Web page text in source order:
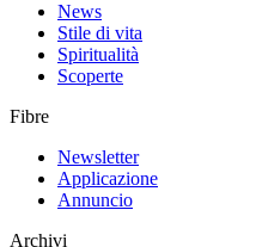
News
Stile di vita
Spiritualità
Scoperte
Fibre
Newsletter
Applicazione
Annuncio
Archivi